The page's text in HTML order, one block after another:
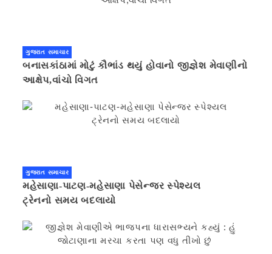
ગુજરાત સમાચાર
બનાસકાંઠામાં મોટું કૌભાંડ થયું હોવાનો જીજ્ઞેશ મેવાણીનો
આક્ષેપ,વાંચો વિગત
ગુજરાત સમાચાર
મહેસાણા-પાટણ-મહેસાણા પેસેન્જર સ્પેશ્યલ
ટ્રેનનો સમય બદલાયો